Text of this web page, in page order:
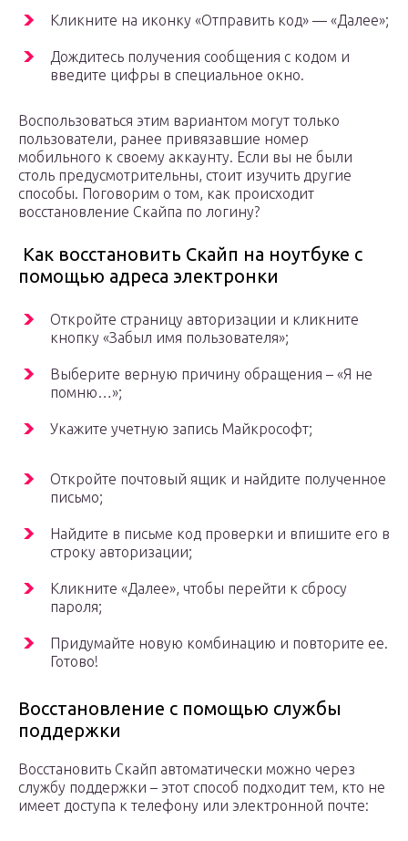
Кликните на иконку «Отправить код» — «Далее»;
Дождитесь получения сообщения с кодом и
введите цифры в специальное окно.
Воспользоваться этим вариантом могут только
пользователи, ранее привязавшие номер
мобильного к своему аккаунту. Если вы не были
столь предусмотрительны, стоит изучить другие
способы. Поговорим о том, как происходит
восстановление Скайпа по логину?
Как восстановить Скайп на ноутбуке с
помощью адреса электронки
Откройте страницу авторизации и кликните
кнопку «Забыл имя пользователя»;
Выберите верную причину обращения – «Я не
помню…»;
Укажите учетную запись Майкрософт;
Откройте почтовый ящик и найдите полученное
письмо;
Найдите в письме код проверки и впишите его в
строку авторизации;
Кликните «Далее», чтобы перейти к сбросу
пароля;
Придумайте новую комбинацию и повторите ее.
Готово!
Восстановление с помощью службы
поддержки
Восстановить Скайп автоматически можно через
службу поддержки – этот способ подходит тем, кто не
имеет доступа к телефону или электронной почте: